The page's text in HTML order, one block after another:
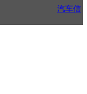
汽车信